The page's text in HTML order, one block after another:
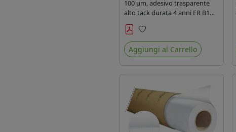
100 µm, adesivo trasparente
alto tack durata 4 anni FR B1
REACH per stampa solvente
ecosolvente uv latex, Liner in
carta KRAFT monosiliconata
135gr. brand Intercoat.
Preferiti
Aggiungi al Carrello